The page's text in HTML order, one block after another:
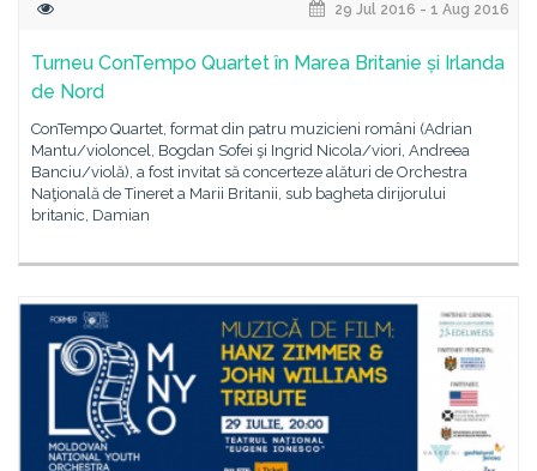
29 Jul 2016 - 1 Aug 2016
Turneu ConTempo Quartet în Marea Britanie și Irlanda
de Nord
ConTempo Quartet, format din patru muzicieni români (Adrian
Mantu/violoncel, Bogdan Sofei şi Ingrid Nicola/viori, Andreea
Banciu/violă), a fost invitat să concerteze alături de Orchestra
Naţională de Tineret a Marii Britanii, sub bagheta dirijorului
britanic, Damian